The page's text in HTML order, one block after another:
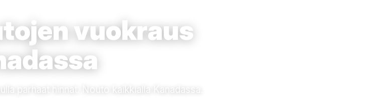
vuokraus
parhaat hinnat. Nouto kaikkialla Kanadassa.